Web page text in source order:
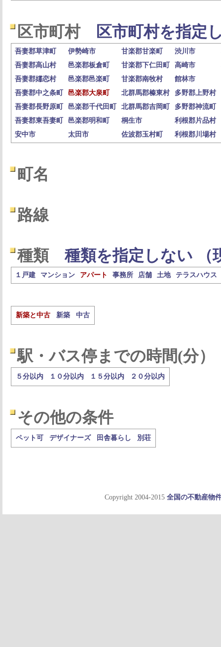
区市町村 区市町村を指定
吾妻郡草津町 伊勢崎市 甘楽郡甘楽町
渋川市
吾妻郡高山村
邑楽郡板倉町 甘楽郡下仁田町
高崎市
吾妻郡嬬恋村
邑楽郡邑楽町 甘楽郡南牧村
館林市
吾妻郡中之条町
邑楽郡大泉町 北群馬郡榛東村
多野郡上野村
吾妻郡長野原町
邑楽郡千代田町 北群馬郡吉岡町
多野郡神流町
吾妻郡東吾妻町
邑楽郡明和町 桐生市
利根郡片品村
安中市
太田市 佐波郡玉村町 利根郡川場村
町名
路線
種類 種類を指定しない （
１戸建 マンション アパート 事務所 店舗 土地 テラスハウス
新築と中古 新築 中古
駅・バス停までの時間(分）
５分以内 １０分以内 １５分以内 ２０分以内
その他の条件
ペット可 デザイナーズ 田舎暮らし 別荘
Copyright 2004-2015 全国の不動産物